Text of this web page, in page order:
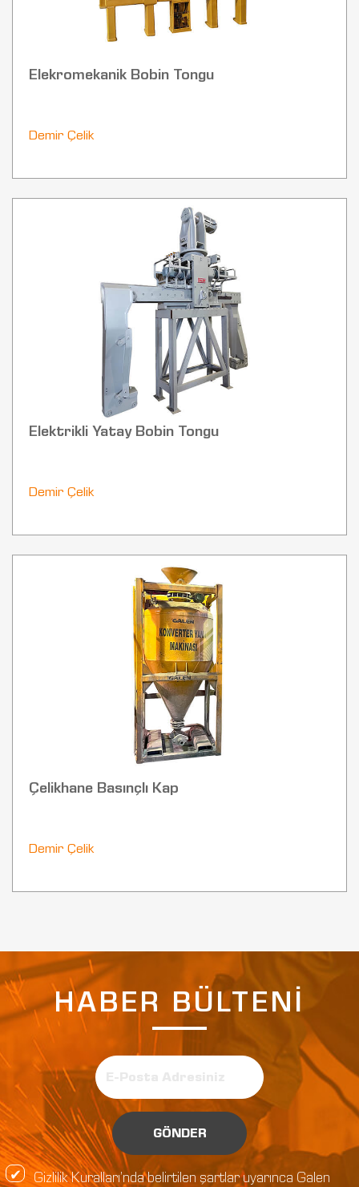
Elekromekanik Bobin Tongu
Demir Çelik
Elektrikli Yatay Bobin Tongu
Demir Çelik
Çelikhane Basınçlı Kap
Demir Çelik
HABER BÜLTENİ
GÖNDER
Gizlilik Kuralları’nda belirtilen şartlar uyarınca Galen